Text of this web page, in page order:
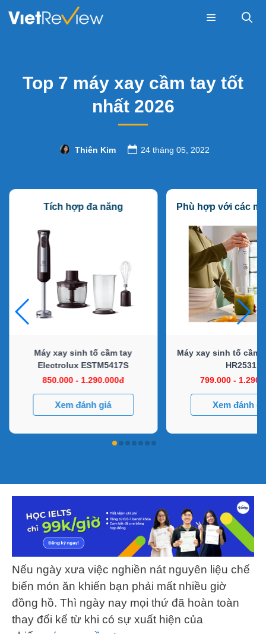
Top 7 máy xay cầm tay tốt
nhất 2026
Thiên Kim 24 tháng 05, 2022
Tích hợp đa năng
Máy xay sinh tố cầm tay
Electrolux ESTM5417S
850.000 - 1.290.000đ
Xem đánh giá
Phù hợp với các
Máy xay sinh tố cầm
HR2531
799.000 -
Xem đánh
Nếu ngày xưa việc nghiền nát nguyên liệu chế
biến món ăn khiến bạn phải mất nhiều giờ
đồng hồ. Thì ngày nay mọi thứ đã hoàn toàn
thay đổi kể từ khi có sự xuất hiện của